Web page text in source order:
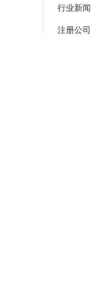
行业新闻
注册公司